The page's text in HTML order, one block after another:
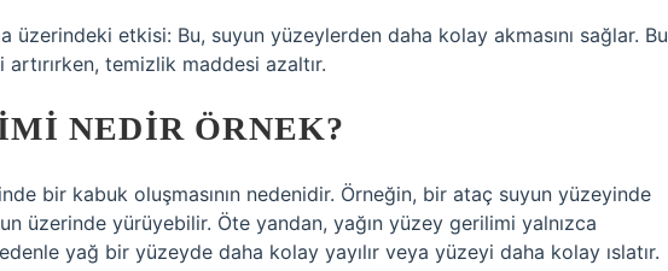
üzerindeki etkisi: Bu, suyun yüzeylerden daha kolay akmasını sağlar. Bu
temizlik maddesi azaltır.
NEDIR ÖRNEK?
bir kabuk oluşmasının nedenidir. Örneğin, bir ataç suyun yüzeyinde
üzerinde yürüyebilir. Öte yandan, yağın yüzey gerilimi yalnızca
yağ bir yüzeyde daha kolay yayılır veya yüzeyi daha kolay ıslatır.